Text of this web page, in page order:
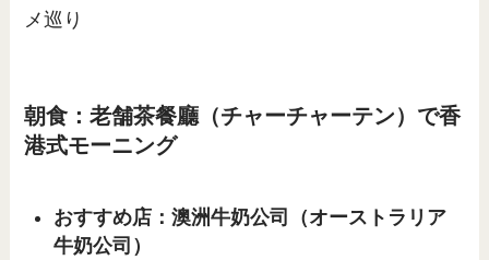
メ巡り
朝食：老舗茶餐廳（チャーチャーテン）で香
港式モーニング
おすすめ店：澳洲牛奶公司（オーストラリア
牛奶公司）